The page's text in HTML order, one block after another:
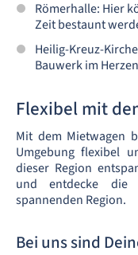
Römerhalle: Hier
Zeit bestaunt
Heilig-Kreuz-
Bauwerk im
Flexibel mit
Mit dem Mietwagen
Umgebung flexibel
dieser Region
und entdecke die
spannenden Region.
Bei uns sind